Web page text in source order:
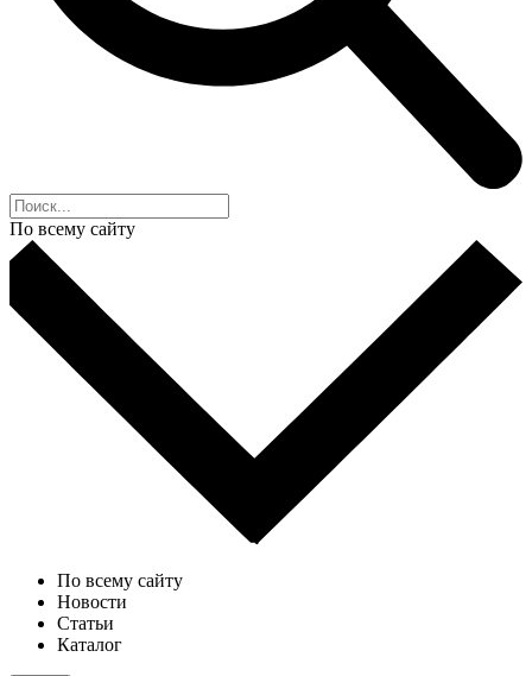
По всему сайту
По всему сайту
Новости
Статьи
Каталог